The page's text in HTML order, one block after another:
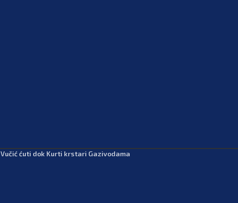
Vučić ćuti dok Kurti krstari Gazivodama